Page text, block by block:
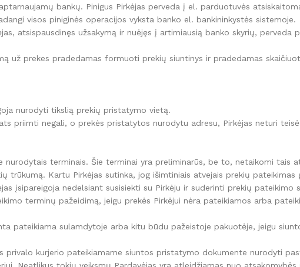
bankų. Pinigus Pirkėjas perveda į el. parduotuvės
visos piniginės operacijos vyksta banko el. bankininkystės sistemoje.
atsispausdinęs užsakymą ir nuėjęs į artimiausią banko skyrių, perveda
už prekes pradedamas formuoti prekių siuntinys ir pradedamas
nurodyti tikslią prekių pristatymo vietą.
priimti negali, o prekės pristatytos nurodytu adresu, Pirkėjas neturi
terminais. Šie terminai yra preliminarūs, be to, netaikomi tais
trūkumą. Kartu Pirkėjas sutinka, jog išimtiniais atvejais prekių pateikimas
įsipareigoja nedelsiant susisiekti su Pirkėju ir suderinti prekių pateikimo
terminų pažeidimą, jeigu prekės Pirkėjui nėra pateikiamos arba
pateikiama sulamdytoje arba kitu būdu pažeistoje pakuotėje, jeigu
kurjerio pateikiamame siuntos pristatymo dokumente nurodyti